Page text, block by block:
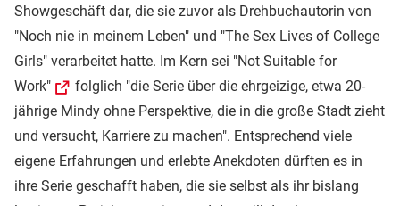
Showgeschäft dar, die sie zuvor als Drehbuchautorin von
"Noch nie in meinem Leben" und "The Sex Lives of College
Girls" verarbeitet hatte. Im Kern sei "Not Suitable for
Work"
folglich "die Serie über die ehrgeizige, etwa 20-
jährige Mindy ohne Perspektive, die in die große Stadt zieht
und versucht, Karriere zu machen". Entsprechend viele
eigene Erfahrungen und erlebte Anekdoten dürften es in
ihre Serie geschafft haben, die sie selbst als ihr bislang